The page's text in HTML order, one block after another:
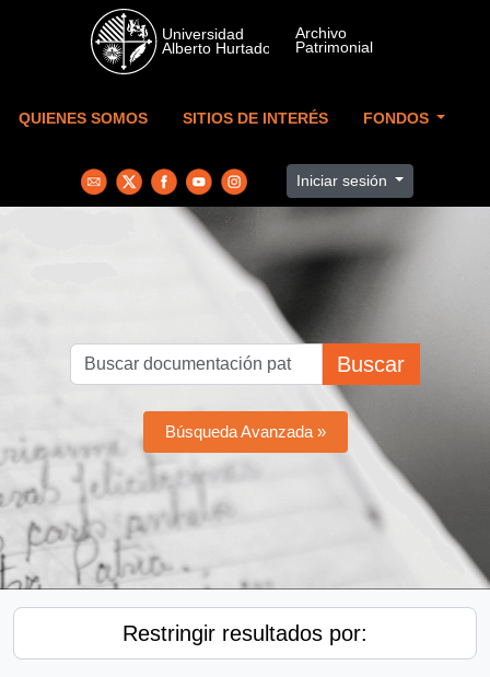
Skip to main content
QUIENES SOMOS SITIOS DE INTERÉS FONDOS
Iniciar sesión
Buscar
Búsqueda Avanzada »
Restringir resultados por: